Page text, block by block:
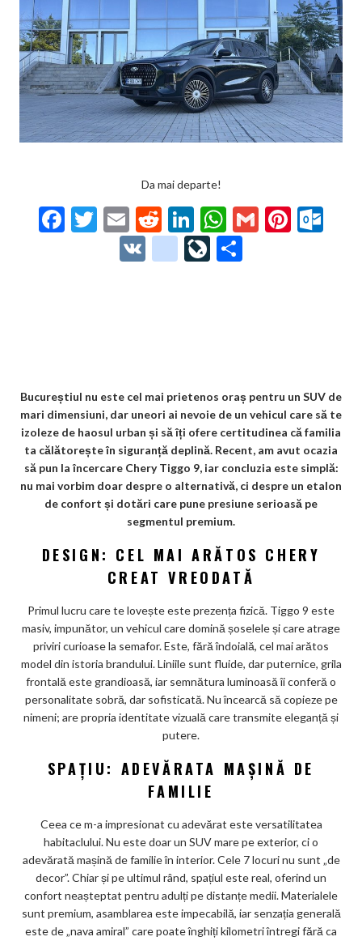
Da mai departe!
F T
w
itt
E
m
ai
R
e
d
Li
n
ke
W
h
at
G Pi
g
o
o
k
m
ar
ks
Li
Bucureștiul nu este cel mai prietenos oraș pentru un SUV de
mari dimensiuni, dar uneori ai nevoie de un vehicul care să te
izoleze de haosul urban și să îți ofere certitudinea că familia
ta călătorește în siguranță deplină. Recent, am avut ocazia
să pun la încercare Chery Tiggo 9, iar concluzia este simplă:
nu mai vorbim doar despre o alternativă, ci despre un etalon
de confort și dotări care pune presiune serioasă pe
segmentul premium.
DESIGN: CEL MAI ARĂTOS CHERY
CREAT VREODATĂ
Primul lucru care te lovește este prezența fizică. Tiggo 9 este
masiv, impunător, un vehicul care domină șoselele și care atrage
priviri curioase la semafor. Este, fără îndoială, cel mai arătos
model din istoria brandului. Liniile sunt fluide, dar puternice, grila
frontală este grandioasă, iar semnătura luminoasă îi conferă o
personalitate sobră, dar sofisticată. Nu încearcă să copieze pe
nimeni; are propria identitate vizuală care transmite eleganță și
putere.
SPAȚIU: ADEVĂRATA MAȘINĂ DE
FAMILIE
Ceea ce m-a impresionat cu adevărat este versatilitatea
habitaclului. Nu este doar un SUV mare pe exterior, ci o
adevărată mașină de familie în interior. Cele 7 locuri nu sunt „de
decor”. Chiar și pe ultimul rând, spațiul este real, oferind un
confort neașteptat pentru adulți pe distanțe medii. Materialele
sunt premium, asamblarea este impecabilă, iar senzația generală
este de „nava amiral” care poate înghiți kilometri întregi fără ca